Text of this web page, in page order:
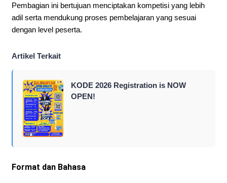
Pembagian ini bertujuan menciptakan kompetisi yang lebih
adil serta mendukung proses pembelajaran yang sesuai
dengan level peserta.
Artikel Terkait
KODE 2026 Registration is NOW
OPEN!
Format dan Bahasa